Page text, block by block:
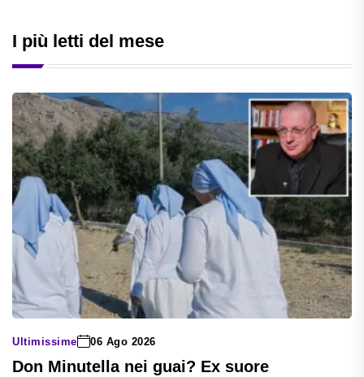
I più letti del mese
Ultimissime 06 Ago 2026
Don Minutella nei guai? Ex suore